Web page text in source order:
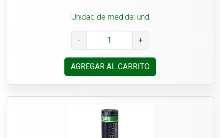
Unidad de medida: und
- +
AGREGAR AL CARRITO